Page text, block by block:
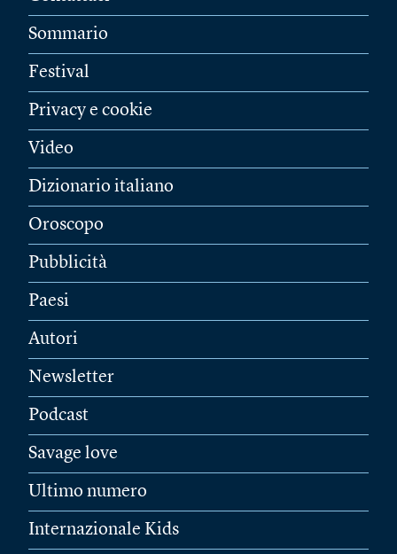
Sommario
Festival
Privacy e cookie
Video
Dizionario italiano
Oroscopo
Pubblicità
Paesi
Autori
Newsletter
Podcast
Savage love
Ultimo numero
Internazionale Kids